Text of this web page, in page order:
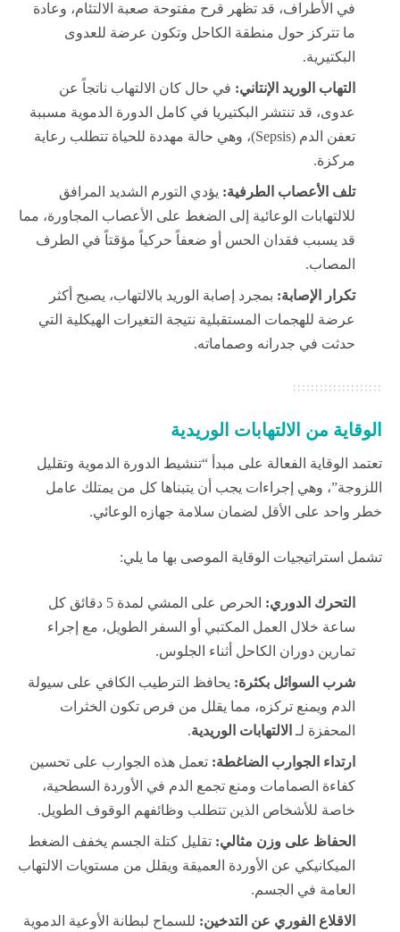
في الأطراف، قد تظهر قرح مفتوحة صعبة الالتئام، وعادة
ما تتركز حول منطقة الكاحل وتكون عرضة للعدوى
البكتيرية.
التهاب الوريد الإنتاني: في حال كان الالتهاب ناتجاً عن
عدوى، قد تنتشر البكتيريا في كامل الدورة الدموية مسببة
تعفن الدم (Sepsis)، وهي حالة مهددة للحياة تتطلب رعاية
مركزة.
تلف الأعصاب الطرفية: يؤدي التورم الشديد المرافق
للالتهابات الوعائية إلى الضغط على الأعصاب المجاورة، مما
قد يسبب فقدان الحس أو ضعفاً حركياً مؤقتاً في الطرف
المصاب.
تكرار الإصابة: بمجرد إصابة الوريد بالالتهاب، يصبح أكثر
عرضة للهجمات المستقبلية نتيجة التغيرات الهيكلية التي
حدثت في جدرانه وصماماته.
الوقاية من الالتهابات الوريدية
تعتمد الوقاية الفعالة على مبدأ “تنشيط الدورة الدموية وتقليل
اللزوجة”، وهي إجراءات يجب أن يتبناها كل من يمتلك عامل
خطر واحد على الأقل لضمان سلامة جهازه الوعائي.
تشمل استراتيجيات الوقاية الموصى بها ما يلي:
التحرك الدوري:
الحرص على المشي لمدة 5 دقائق كل
ساعة خلال العمل المكتبي أو السفر الطويل، مع إجراء
تمارين دوران الكاحل أثناء الجلوس.
شرب السوائل بكثرة: يحافظ الترطيب الكافي على سيولة
الدم ويمنع تركزه، مما يقلل من فرص تكون الخثرات
المحفزة لـ الالتهابات الوريدية.
ارتداء الجوارب الضاغطة: تعمل هذه الجوارب على تحسين
كفاءة الصمامات ومنع تجمع الدم في الأوردة السطحية،
خاصة للأشخاص الذين تتطلب وظائفهم الوقوف الطويل.
الحفاظ على وزن مثالي: تقليل كتلة الجسم يخفف الضغط
الميكانيكي عن الأوردة العميقة ويقلل من مستويات الالتهاب
العامة في الجسم.
الاقلاع الفوري عن التدخين: للسماح لبطانة الأوعية الدموية